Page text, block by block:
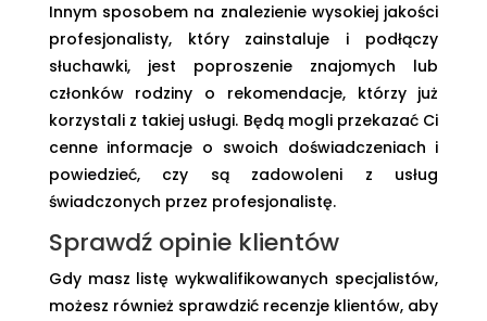
Innym sposobem na znalezienie wysokiej jakości
profesjonalisty, który zainstaluje i podłączy
słuchawki, jest poproszenie znajomych lub
członków rodziny o rekomendacje, którzy już
korzystali z takiej usługi. Będą mogli przekazać Ci
cenne informacje o swoich doświadczeniach i
powiedzieć, czy są zadowoleni z usług
świadczonych przez profesjonalistę.
Sprawdź opinie klientów
Gdy masz listę wykwalifikowanych specjalistów,
możesz również sprawdzić recenzje klientów, aby